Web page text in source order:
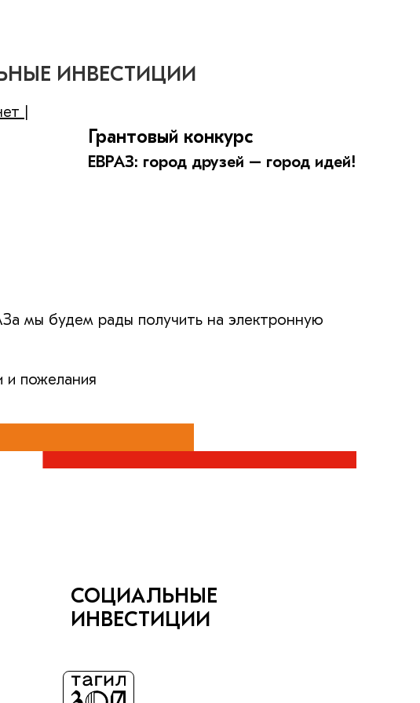
ИНВЕСТИЦИИ
|
Грантовый конкурс
ЕВРАЗ: город друзей – город идей!
мы будем рады получить на электронную
и пожелания
СОЦИАЛЬНЫЕ
ИНВЕСТИЦИИ